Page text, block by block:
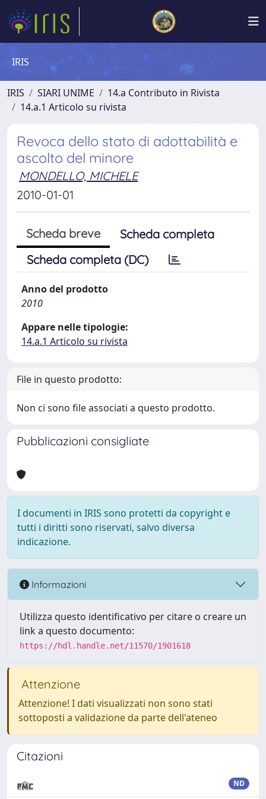
IRIS
IRIS SIARI UNIME
14.a Contributo in Rivista
14.a.1 Articolo su rivista
Revoca dello stato di adottabilità e
ascolto del minore
MONDELLO, MICHELE
2010-01-01
Scheda breve
Scheda completa
Scheda completa (DC)
Anno del prodotto
2010
Appare nelle tipologie:
14.a.1 Articolo su rivista
File in questo prodotto:
Non ci sono file associati a questo prodotto.
Pubblicazioni consigliate
I documenti in IRIS sono protetti da copyright e
tutti i diritti sono riservati, salvo diversa
indicazione.
Informazioni
Utilizza questo identificativo per citare o creare un
link a questo documento:
https://hdl.handle.net/11570/1901618
Attenzione
Attenzione! I dati visualizzati non sono stati
sottoposti a validazione da parte dell'ateneo
Citazioni
ND